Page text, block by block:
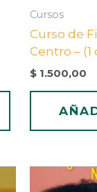
Cursos
Curso de
Centro – (1
$1.500,00